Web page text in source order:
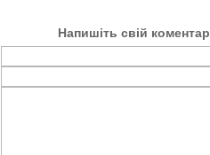
Напишіть свій коментар